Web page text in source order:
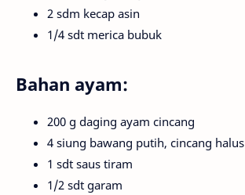
2 sdm kecap asin
1/4 sdt merica bubuk
Bahan ayam:
200 g daging ayam cincang
4 siung bawang putih, cincang halus
1 sdt saus tiram
1/2 sdt garam